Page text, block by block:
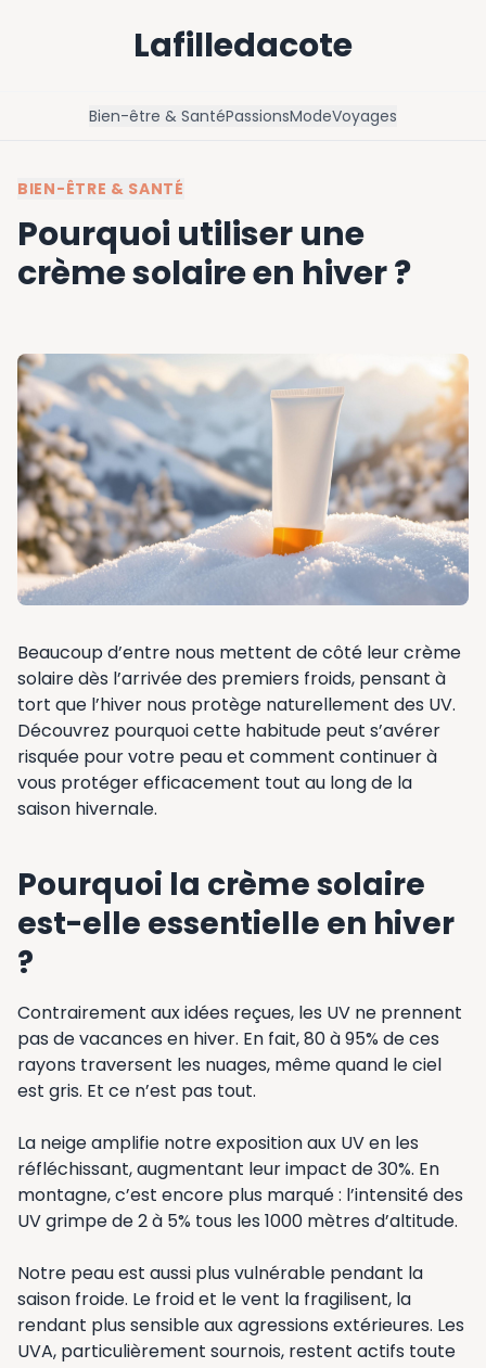
Lafilledacote
Bien-être & SantéPassionsModeVoyages
BIEN-ÊTRE & SANTÉ
Pourquoi utiliser une
crème solaire en hiver ?
Beaucoup d’entre nous mettent de côté leur crème
solaire dès l’arrivée des premiers froids, pensant à
tort que l’hiver nous protège naturellement des UV.
Découvrez pourquoi cette habitude peut s’avérer
risquée pour votre peau et comment continuer à
vous protéger efficacement tout au long de la
saison hivernale.
Pourquoi la crème solaire
est-elle essentielle en hiver
?
Contrairement aux idées reçues, les UV ne prennent
pas de vacances en hiver. En fait, 80 à 95% de ces
rayons traversent les nuages, même quand le ciel
est gris. Et ce n’est pas tout.
La neige amplifie notre exposition aux UV en les
réfléchissant, augmentant leur impact de 30%. En
montagne, c’est encore plus marqué : l’intensité des
UV grimpe de 2 à 5% tous les 1000 mètres d’altitude.
Notre peau est aussi plus vulnérable pendant la
saison froide. Le froid et le vent la fragilisent, la
rendant plus sensible aux agressions extérieures. Les
UVA, particulièrement sournois, restent actifs toute